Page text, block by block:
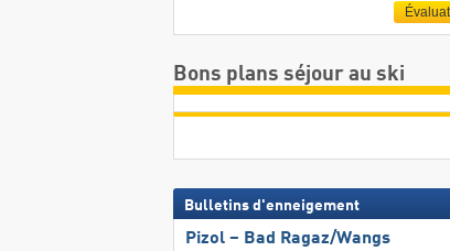
Bons plans séjour au ski
Bulletins d'enneigement
Pizol – Bad Ragaz/​Wangs